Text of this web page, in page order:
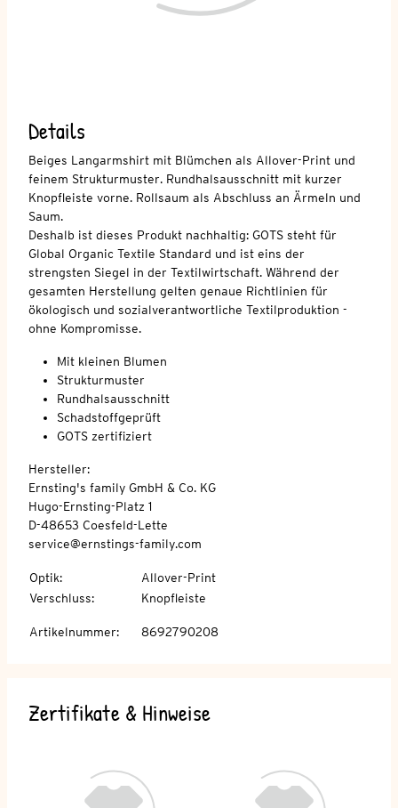
Details
Beiges Langarmshirt mit Blümchen als Allover-Print und
feinem Strukturmuster. Rundhalsausschnitt mit kurzer
Knopfleiste vorne. Rollsaum als Abschluss an Ärmeln und
Saum.
Deshalb ist dieses Produkt nachhaltig: GOTS steht für
Global Organic Textile Standard und ist eins der
strengsten Siegel in der Textilwirtschaft. Während der
gesamten Herstellung gelten genaue Richtlinien für
ökologisch und sozialverantwortliche Textilproduktion -
ohne Kompromisse.
Mit kleinen Blumen
Strukturmuster
Rundhalsausschnitt
Schadstoffgeprüft
GOTS zertifiziert
Hersteller:
Ernsting's family GmbH & Co. KG
Hugo-Ernsting-Platz 1
D-48653 Coesfeld-Lette
service@ernstings-family.com
Optik:
Allover-Print
Verschluss: Knopfleiste
Artikelnummer: 8692790208
Zertifikate & Hinweise